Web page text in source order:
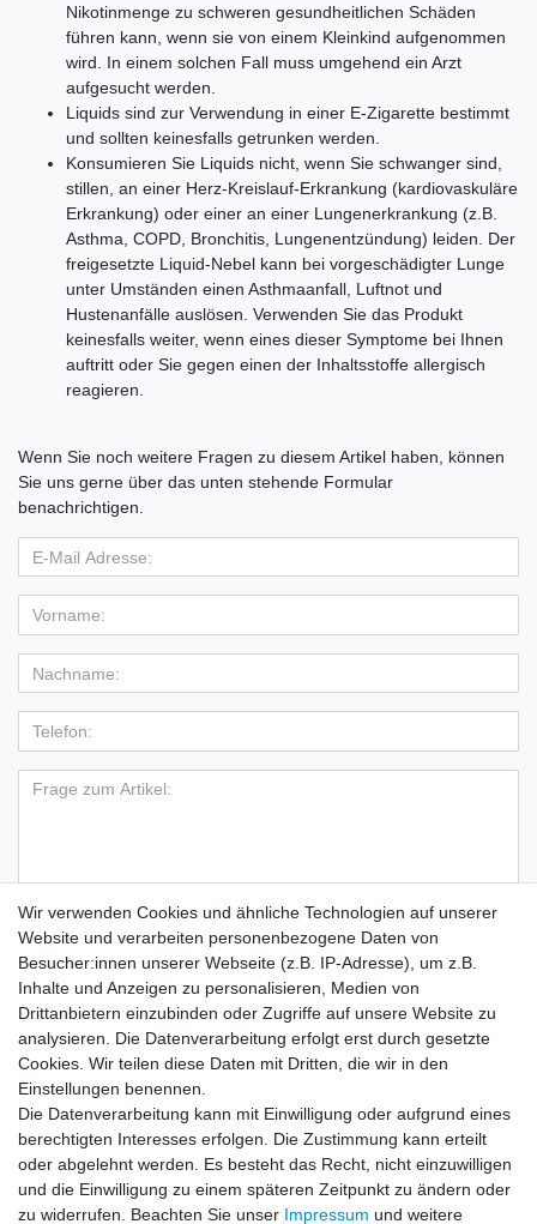
Nikotinmenge zu schweren gesundheitlichen Schäden
führen kann, wenn sie von einem Kleinkind aufgenommen
wird. In einem solchen Fall muss umgehend ein Arzt
aufgesucht werden.
Liquids sind zur Verwendung in einer E-Zigarette bestimmt
und sollten keinesfalls getrunken werden.
Konsumieren Sie Liquids nicht, wenn Sie schwanger sind,
stillen, an einer Herz-Kreislauf-Erkrankung (kardiovaskuläre
Erkrankung) oder einer an einer Lungenerkrankung (z.B.
Asthma, COPD, Bronchitis, Lungenentzündung) leiden. Der
freigesetzte Liquid-Nebel kann bei vorgeschädigter Lunge
unter Umständen einen Asthmaanfall, Luftnot und
Hustenanfälle auslösen. Verwenden Sie das Produkt
keinesfalls weiter, wenn eines dieser Symptome bei Ihnen
auftritt oder Sie gegen einen der Inhaltsstoffe allergisch
reagieren.
Wenn Sie noch weitere Fragen zu diesem Artikel haben, können
Sie uns gerne über das unten stehende Formular
benachrichtigen.
Hiermit bestätige ich, dass ich dieDaten­schutz­erklärung
gelesen habe.*
Absenden
🚚 Schneller Versand
📦 Kostenloser Versand ab 75 €
📞 Kostenlose Beratung per Telefon &
Wir verwenden Cookies und ähnliche Technologien auf unserer
Website und verarbeiten personenbezogene Daten von
Besucher:innen unserer Webseite (z.B. IP-Adresse), um z.B.
Inhalte und Anzeigen zu personalisieren, Medien von
Drittanbietern einzubinden oder Zugriffe auf unsere Website zu
analysieren. Die Datenverarbeitung erfolgt erst durch gesetzte
Cookies. Wir teilen diese Daten mit Dritten, die wir in den
Einstellungen benennen.
Die Datenverarbeitung kann mit Einwilligung oder aufgrund eines
berechtigten Interesses erfolgen. Die Zustimmung kann erteilt
oder abgelehnt werden. Es besteht das Recht, nicht einzuwilligen
und die Einwilligung zu einem späteren Zeitpunkt zu ändern oder
zu widerrufen. Beachten Sie unser Impressum und weitere